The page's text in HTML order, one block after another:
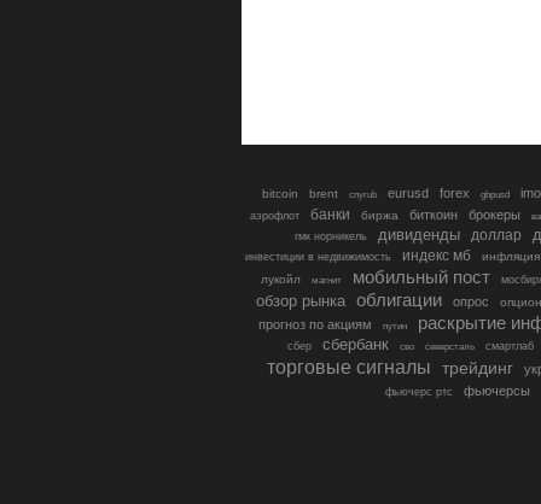
bitcoin brent cnyrub eurusd forex gbpusd
аэрофлот банки биржа биткоин брокеры
гмк норникель
дивиденды доллар
инвестиции в недвижимость индекс мб
инфляция
лукойл
магнит мобильный пост
обзор рынка облигации опрос
прогноз по акциям путин раскрытие
сбер сбербанк сво северсталь смартлаб
торговые сигналы трейдинг
фьючерс ртс фьючерсы